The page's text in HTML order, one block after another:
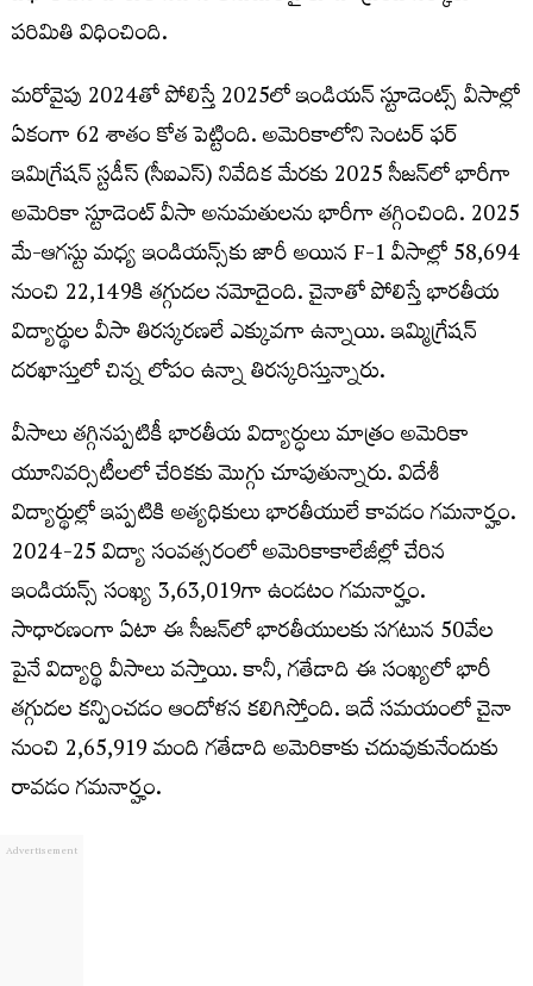
పరిమితి విధించింది.
మరోవైపు 2024తో పోలిస్తే 2025లో ఇండియన్ స్టూడెంట్స్ వీసాల్లో
ఏకంగా 62 శాతం కోత పెట్టింది. అమెరికాలోని సెంటర్‌ ఫర్‌
ఇమిగ్రేషన్‌ స్టడీస్‌ (సీఐఎస్‌) నివేదిక మేరకు 2025 సీజన్‌లో భారీగా
అమెరికా స్టూడెంట్ వీసా అనుమతులను భారీగా తగ్గించింది. 2025
మే-ఆగస్టు మధ్య ఇండియన్స్‌కు జారీ అయిన F-1 వీసాల్లో 58,694
నుంచి 22,149కి తగ్గుదల నమోదైంది. చైనాతో పోలిస్తే భారతీయ
విద్యార్థుల వీసా తిరస్కరణలే ఎక్కువగా ఉన్నాయి. ఇమ్మిగ్రేషన్
దరఖాస్తులో చిన్న లోపం ఉన్నా తిరస్కరిస్తున్నారు.
వీసాలు తగ్గినప్పటికీ భారతీయ విద్యార్ధులు మాత్రం అమెరికా
యూనివర్సిటీలలో చేరికకు మొగ్గు చూపుతున్నారు. విదేశీ
విద్యార్థుల్లో ఇప్పటికి అత్యధికులు భారతీయులే కావడం గమనార్హం.
2024-25 విద్యా సంవత్సరంలో అమెరికాకాలేజీల్లో చేరిన
ఇండియన్స్ సంఖ్య 3,63,019గా ఉండటం గమనార్హం.
సాధారణంగా ఏటా ఈ సీజన్‌లో భారతీయులకు సగటున 50వేల
పైనే విద్యార్థి వీసాలు వస్తాయి. కానీ, గతేడాది ఈ సంఖ్యలో భారీ
తగ్గుదల కన్పించడం ఆందోళన కలిగిస్తోంది. ఇదే సమయంలో చైనా
నుంచి 2,65,919 మంది గతేడాది అమెరికాకు చదువుకునేందుకు
రావడం గమనార్హం.